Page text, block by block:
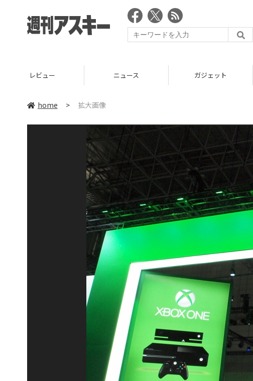
レビュー ニュース ガジェット
home > 拡大画像